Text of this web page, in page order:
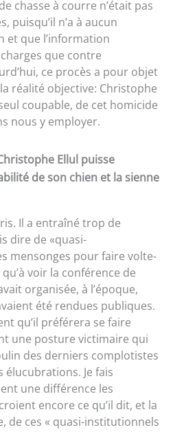
chasse à courre n’était pas
puisqu’il n’a à aucun
et que l’information
que contre
ce procès a pour objet
réalité objective: Christophe
coupable, de cet homicide
nous y employer.
Ellul puisse
de son chien et la sienne
Il a entraîné trop de
dire de «quasi-
mensonges pour faire volte-
voir la conférence de
organisée, à l’époque,
été rendues publiques.
qu’il préférera se faire
une posture victimaire qui
des derniers complotistes
Je fais
une différence les
encore ce qu’il dit, et la
de ces « quasi-institutionnels